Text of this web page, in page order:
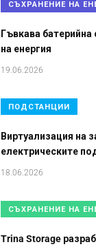
СЪХРАНЕНИЕ НА
Гъвкава
на енергия
19.06.2026
ПОДСТАНЦИИ
Виртуализация на
електрическите
18.06.2026
СЪХРАНЕНИЕ НА
Trina Storage